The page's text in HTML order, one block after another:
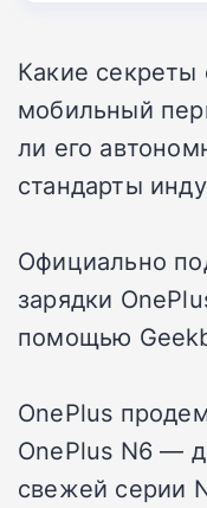
Какие секреты
мобильный
ли его
стандарты
Официально
зарядки
помощью
OnePlus
OnePlus N6 —
свежей серии